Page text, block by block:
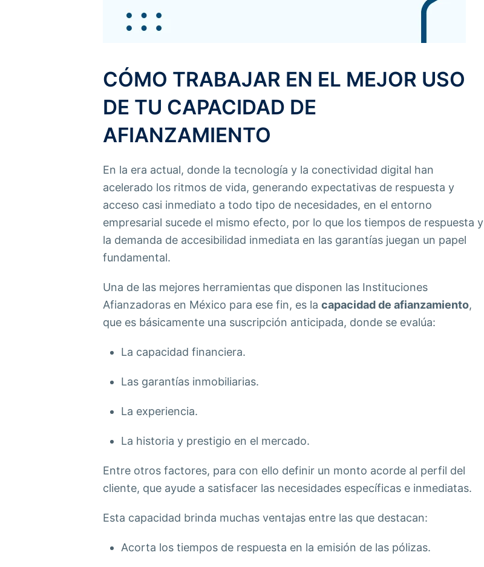
CÓMO TRABAJAR EN EL MEJOR USO
DE TU CAPACIDAD DE
AFIANZAMIENTO
En la era actual, donde la tecnología y la conectividad digital han
acelerado los ritmos de vida, generando expectativas de respuesta y
acceso casi inmediato a todo tipo de necesidades, en el entorno
empresarial sucede el mismo efecto, por lo que los tiempos de respuesta y
la demanda de accesibilidad inmediata en las garantías juegan un papel
fundamental.
Una de las mejores herramientas que disponen las Instituciones
Afianzadoras en México para ese fin, es la capacidad de afianzamiento,
que es básicamente una suscripción anticipada, donde se evalúa:
La capacidad financiera.
Las garantías inmobiliarias.
La experiencia.
La historia y prestigio en el mercado.
Entre otros factores, para con ello definir un monto acorde al perfil del
cliente, que ayude a satisfacer las necesidades específicas e inmediatas.
Esta capacidad brinda muchas ventajas entre las que destacan:
Acorta los tiempos de respuesta en la emisión de las pólizas.